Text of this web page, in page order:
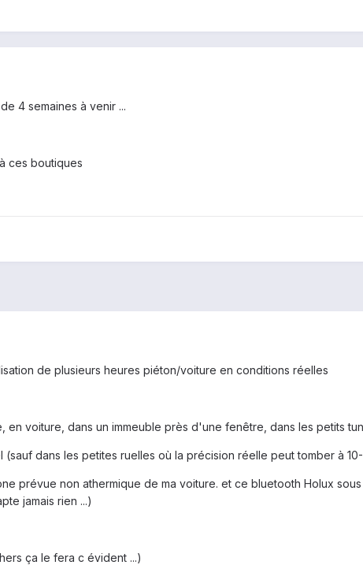
4 semaines à venir ...
ces boutiques
de plusieurs heures piéton/voiture en conditions réelles
voiture, dans un immeuble près d'une fenêtre, dans les petits
dans les petites ruelles où la précision réelle peut tomber à
prévue non athermique de ma voiture. et ce bluetooth Holux
jamais rien ...)
ça le fera c évident ...)